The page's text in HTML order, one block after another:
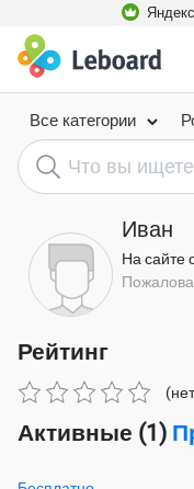
Все категории
Иван
На сайте
Рейтинг
Активные (1)